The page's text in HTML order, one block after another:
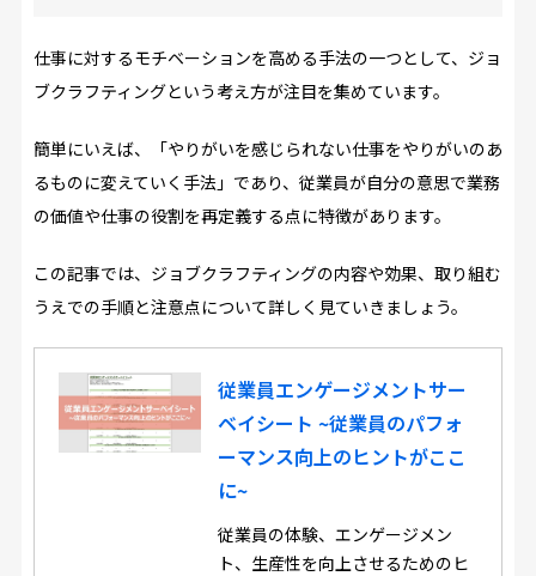
仕事に対するモチベーションを高める手法の一つとして、ジョ
ブクラフティングという考え方が注目を集めています。
簡単にいえば、「やりがいを感じられない仕事をやりがいのあ
るものに変えていく手法」であり、従業員が自分の意思で業務
の価値や仕事の役割を再定義する点に特徴があります。
この記事では、ジョブクラフティングの内容や効果、取り組む
うえでの手順と注意点について詳しく見ていきましょう。
従業員エンゲージメントサー
ベイシート ~従業員のパフォ
ーマンス向上のヒントがここ
に~
従業員の体験、エンゲージメン
ト、生産性を向上させるためのヒ